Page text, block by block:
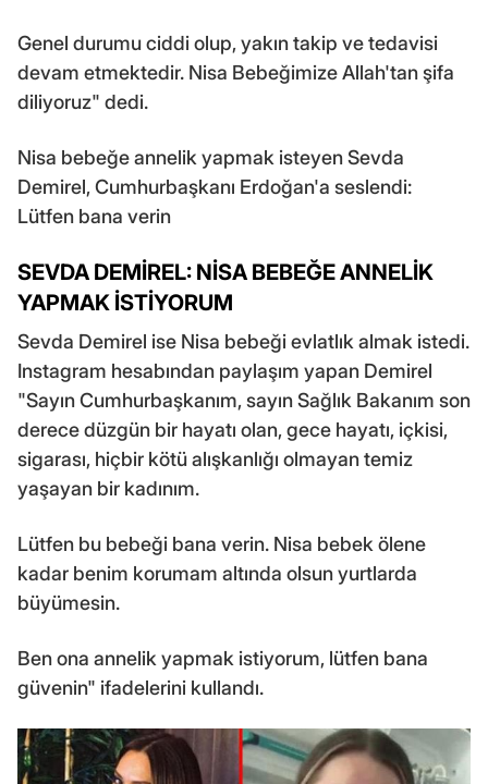
Genel durumu ciddi olup, yakın takip ve tedavisi
devam etmektedir. Nisa Bebeğimize Allah'tan şifa
diliyoruz" dedi.
Nisa bebeğe annelik yapmak isteyen Sevda
Demirel, Cumhurbaşkanı Erdoğan'a seslendi:
Lütfen bana verin
SEVDA DEMİREL: NİSA BEBEĞE ANNELİK
YAPMAK İSTİYORUM
Sevda Demirel ise Nisa bebeği evlatlık almak istedi.
Instagram hesabından paylaşım yapan Demirel
"Sayın Cumhurbaşkanım, sayın Sağlık Bakanım son
derece düzgün bir hayatı olan, gece hayatı, içkisi,
sigarası, hiçbir kötü alışkanlığı olmayan temiz
yaşayan bir kadınım.
Lütfen bu bebeği bana verin. Nisa bebek ölene
kadar benim korumam altında olsun yurtlarda
büyümesin.
Ben ona annelik yapmak istiyorum, lütfen bana
güvenin" ifadelerini kullandı.